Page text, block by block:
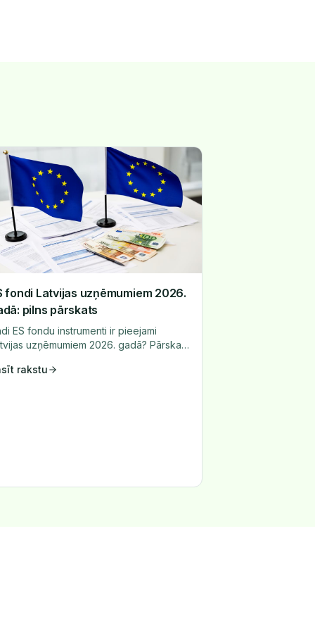
fondi Latvijas uzņēmumiem 2026.
pilns pārskats
ES fondu instrumenti ir pieejami
uzņēmumiem 2026. gadā? Pārskats
rakstu